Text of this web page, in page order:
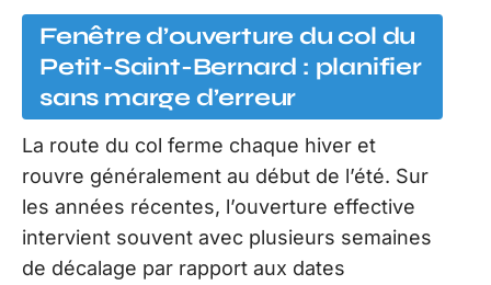
Fenêtre d’ouverture du col du
Petit-Saint-Bernard : planifier
sans marge d’erreur
La route du col ferme chaque hiver et
rouvre généralement au début de l’été. Sur
les années récentes, l’ouverture effective
intervient souvent avec plusieurs semaines
de décalage par rapport aux dates